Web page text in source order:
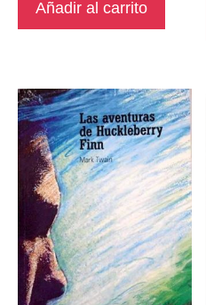
Añadir al carrito